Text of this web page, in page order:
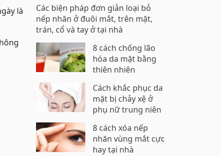
là
Các biện pháp đơn giản loại bỏ
nếp nhăn ở đuôi mắt, trên mặt,
trán, cổ và tay ở tại nhà
8 cách chống lão
hóa da mặt bằng
thiên nhiên
Cách khắc phục da
mặt bị chảy xệ ở
phụ nữ trung niên
8 cách xóa nếp
nhăn vùng mắt cực
hay tại nhà